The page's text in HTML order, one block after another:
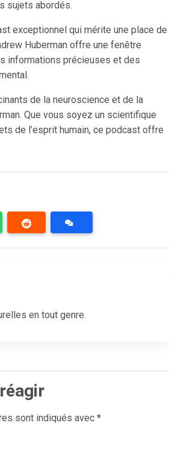
sujets abordés.
exceptionnel qui mérite une place de
Huberman offre une fenêtre
informations précieuses et des
de la neuroscience et de la
Que vous soyez un scientifique
de l’esprit humain, ce podcast offre
en tout genre.
sont indiqués avec *